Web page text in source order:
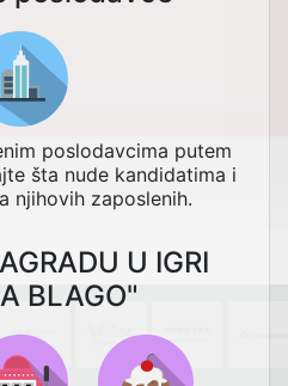
poslodavcima putem
šta nude kandidatima i
njihovih zaposlenih.
U IGRI
BLAGO"